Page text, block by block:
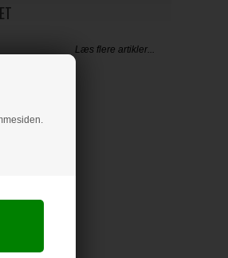
Læs flere artikler...